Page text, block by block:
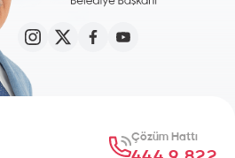
Çözüm Hattı